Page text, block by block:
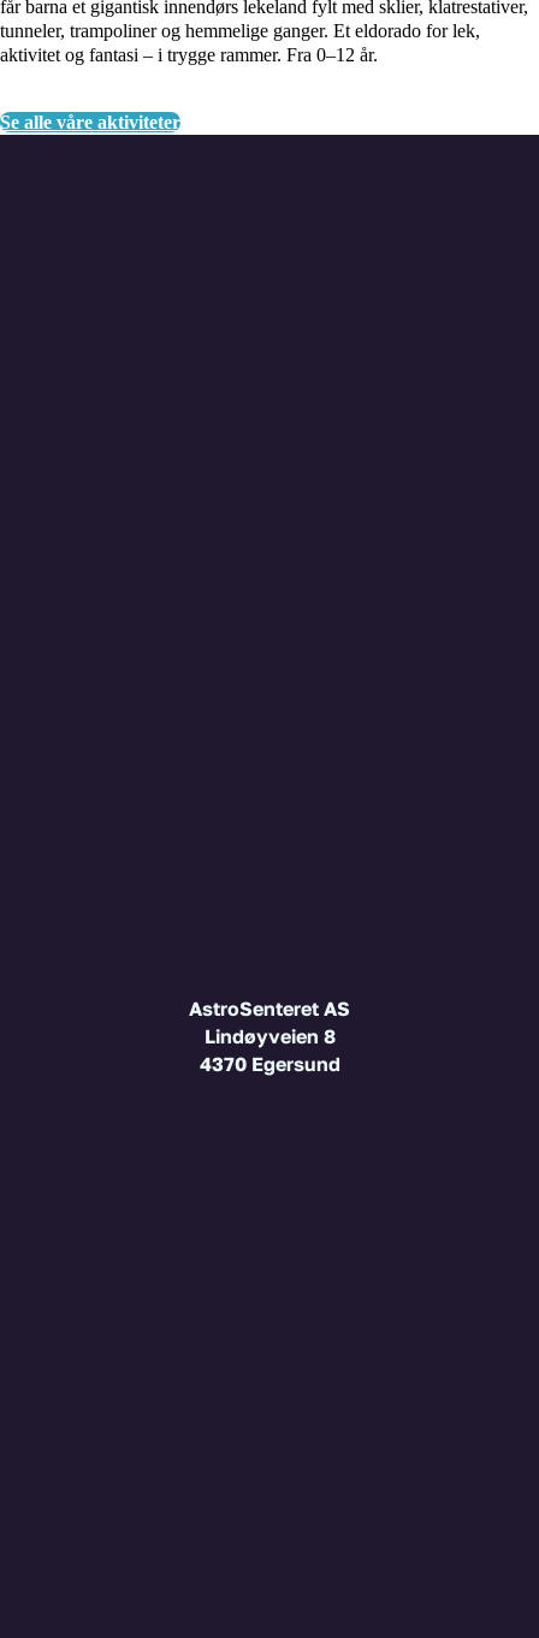
får barna et gigantisk innendørs lekeland fylt med sklier, klatrestativer,
tunneler, trampoliner og hemmelige ganger. Et eldorado for lek,
aktivitet og fantasi – i trygge rammer. Fra 0–12 år.
Se alle våre aktiviteter
AstroSenteret AS
Lindøyveien 8
4370 Egersund